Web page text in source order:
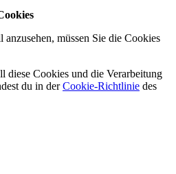
müssen Sie die Cookies
diese Cookies und die Verarbeitung
du in derCookie-Richtlinie des